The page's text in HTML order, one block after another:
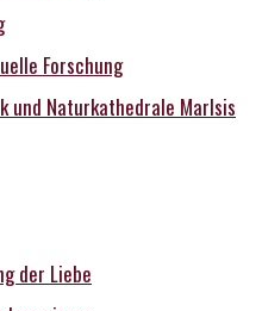
Forschung
und Naturkathedrale MarIsis
der Liebe